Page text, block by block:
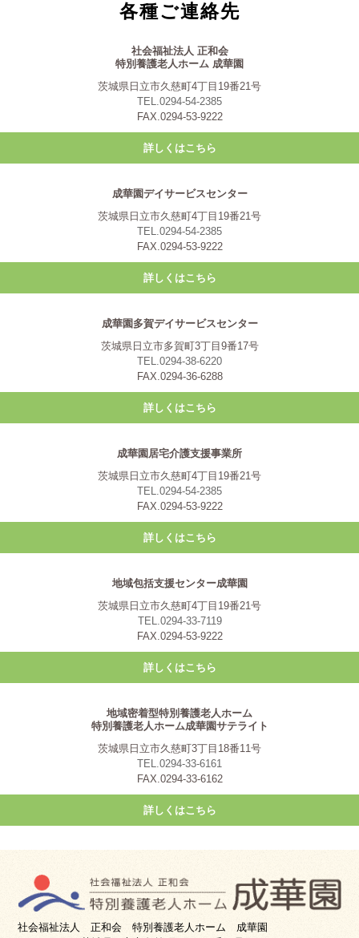
各種ご連絡先
社会福祉法人 正和会
特別養護老人ホーム 成華園
茨城県日立市久慈町4丁目19番21号
TEL.0294-54-2385
FAX.0294-53-9222
詳しくはこちら
成華園デイサービスセンター
茨城県日立市久慈町4丁目19番21号
TEL.0294-54-2385
FAX.0294-53-9222
詳しくはこちら
成華園多賀デイサービスセンター
茨城県日立市多賀町3丁目9番17号
TEL.0294-38-6220
FAX.0294-36-6288
詳しくはこちら
成華園居宅介護支援事業所
茨城県日立市久慈町4丁目19番21号
TEL.0294-54-2385
FAX.0294-53-9222
詳しくはこちら
地域包括支援センター成華園
茨城県日立市久慈町4丁目19番21号
TEL.0294-33-7119
FAX.0294-53-9222
詳しくはこちら
地域密着型特別養護老人ホーム
特別養護老人ホーム成華園サテライト
茨城県日立市久慈町3丁目18番11号
TEL.0294-33-6161
FAX.0294-33-6162
詳しくはこちら
社会福祉法人 正和会 特別養護老人ホーム 成華園